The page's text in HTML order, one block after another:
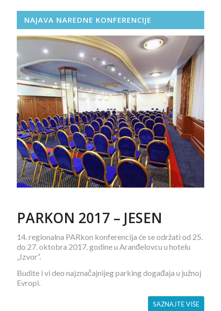
NAJAVA NAREDNE KONFERENCIJE
PARKON 2017 – JESEN
14. regionalna PARkon konferencija će se održati od 25.
do 27. oktobra 2017. godine u Aranđelovcu u hotelu
„Izvor“.
Budite i vi deo najznačajnijeg parking događaja u južnoj
Evropi.
SAZNAJTE VIŠE